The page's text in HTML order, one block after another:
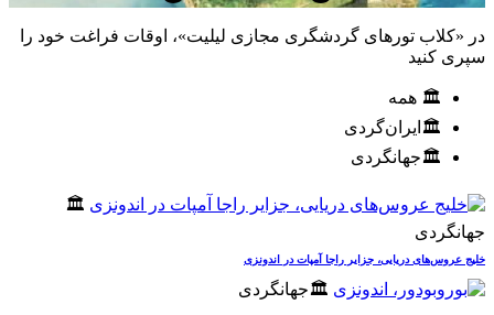
در «کلاب تورهای گردشگری مجازی لیلیت»، اوقات فراغت خود را
سپری کنید
🏛️ همه
🏛️ایران‌گردی
🏛️جهانگردی
🏛️
جهانگردی
خلیج عروس‌های دریایی، جزایر راجا آمپات در اندونزی
🏛️جهانگردی